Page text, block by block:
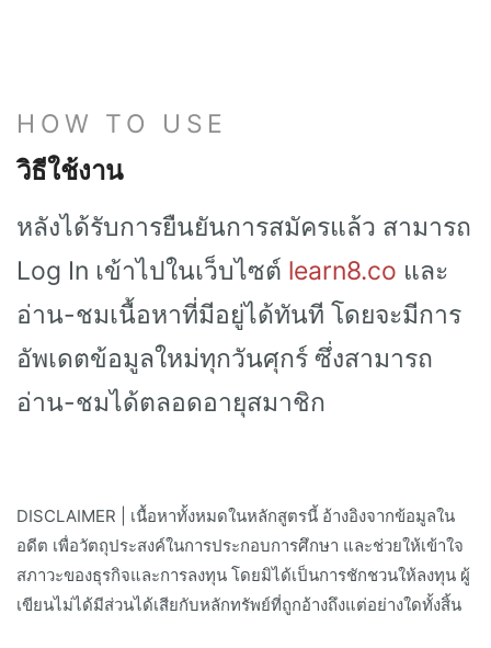
HOW TO USE
วิธีใช้งาน
หลังได้รับการยืนยันการสมัครแล้ว สามารถ
Log In เข้าไปในเว็บไซต์ learn8.co และ
อ่าน-ชมเนื้อหาที่มีอยู่ได้ทันที โดยจะมีการ
อัพเดตข้อมูลใหม่ทุกวันศุกร์ ซึ่งสามารถ
อ่าน-ชมได้ตลอดอายุสมาชิก
DISCLAIMER | เนื้อหาทั้งหมดในหลักสูตรนี้ อ้างอิงจากข้อมูลใน
อดีต เพื่อวัตถุประสงค์ในการประกอบการศึกษา และช่วยให้เข้าใจ
สภาวะของธุรกิจและการลงทุน โดยมิได้เป็นการชักชวนให้ลงทุน ผู้
เขียนไม่ได้มีส่วนได้เสียกับหลักทรัพย์ที่ถูกอ้างถึงแต่อย่างใดทั้งสิ้น